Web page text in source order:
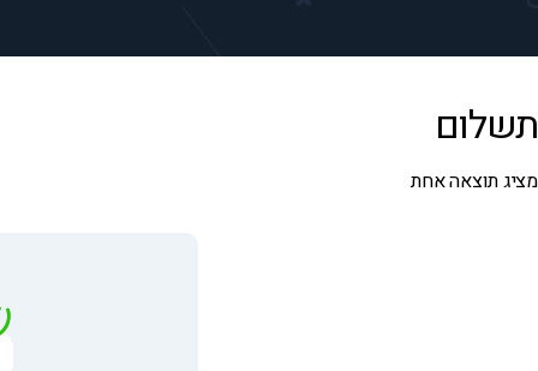
תשלום
מציג תוצאה אחת